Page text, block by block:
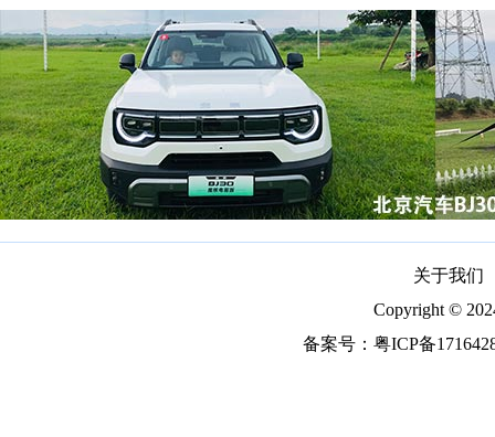
关于我们
Copyright ©
备案号： 粤ICP备